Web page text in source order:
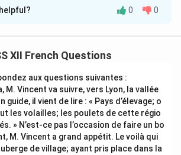
the Contextual Sentence Clues
(full of courage and [noun]).
the Target Words
noun representing a human
virtue to balance the word
at the word pool:
= devotion, dedication, selflessness.
0 0
XII French Questions
aux questions suivantes :
M. Vincent va suivre, vers Lyon, la vallée
guide, il vient de lire : « Pays d’élevage; o
les volailles; les poulets de cette régio
» N’est-ce pas l’occasion de faire un bo
M. Vincent a grand appétit. Le voilà qui
de village; ayant pris place dans la